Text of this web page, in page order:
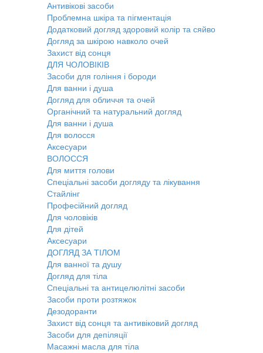
Антивікові засоби
Проблемна шкіра та пігментація
Додатковий догляд здоровий колір та сяйво
Догляд за шкірою навколо очей
Захист від сонця
ДЛЯ ЧОЛОВІКІВ
Засоби для гоління і бороди
Для ванни і душа
Догляд для обличчя та очей
Органічний та натуральний догляд
Для ванни і душа
Для волосся
Аксесуари
ВОЛОССЯ
Для миття голови
Спеціальні засоби догляду та лікування
Стайлінг
Професійний догляд
Для чоловіків
Для дітей
Аксесуари
ДОГЛЯД ЗА ТІЛОМ
Для ванної та душу
Догляд для тіла
Спеціальні та антицелюлітні засоби
Засоби проти розтяжок
Дезодоранти
Захист від сонця та антивіковий догляд
Засоби для депіляції
Масажні масла для тіла